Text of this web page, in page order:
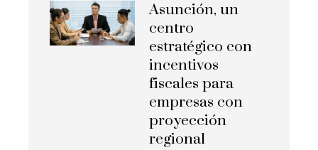
Asunción, un
centro
estratégico con
incentivos
fiscales para
empresas con
proyección
regional